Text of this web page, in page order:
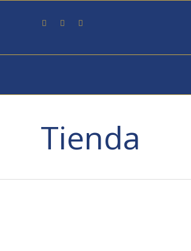
Tienda